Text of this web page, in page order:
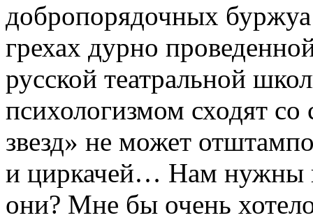
добропорядочных
грехах дурно
русской театральной
психологизмом сходят
звезд» не может
и циркачей… Нам нужны
они? Мне бы очень